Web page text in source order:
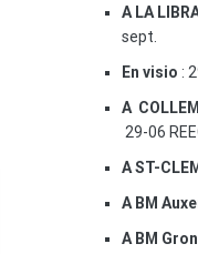
A LA
sept.
En visio :
A
29-06
A ST-
A BM
A BM Gron